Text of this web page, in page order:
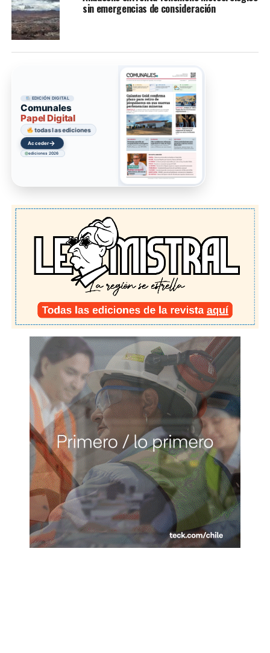
sin emergencias de consideración
EDICIÓN DIGITAL
Comunales
Papel Digital
todas las ediciones
Acceder→
ediciones 2026